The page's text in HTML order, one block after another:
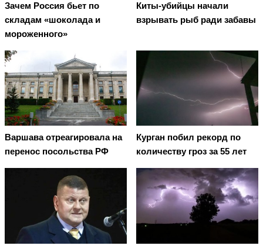
Зачем Россия бьет по
складам «шоколада и
мороженного»
Киты-убийцы начали
взрывать рыб ради забавы
Варшава отреагировала на
перенос посольства РФ
Курган побил рекорд по
количеству гроз за 55 лет